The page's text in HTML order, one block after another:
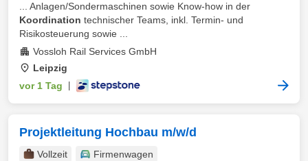
... Anlagen/Sondermaschinen sowie Know-how in der
Koordination technischer Teams, inkl. Termin- und
Risikosteuerung sowie ...
Vossloh Rail Services GmbH
Leipzig
vor 1 Tag
Projektleitung Hochbau m/w/d
Vollzeit
Firmenwagen